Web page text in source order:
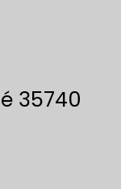
35740